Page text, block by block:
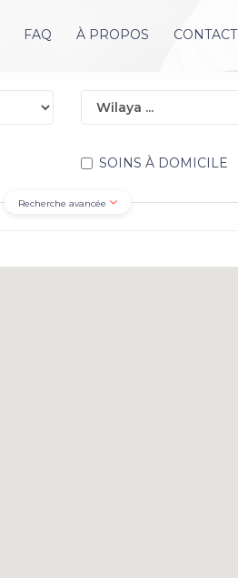
FAQ À PROPOS CONTACT
SOINS À DOMICILE
Recherche avancée